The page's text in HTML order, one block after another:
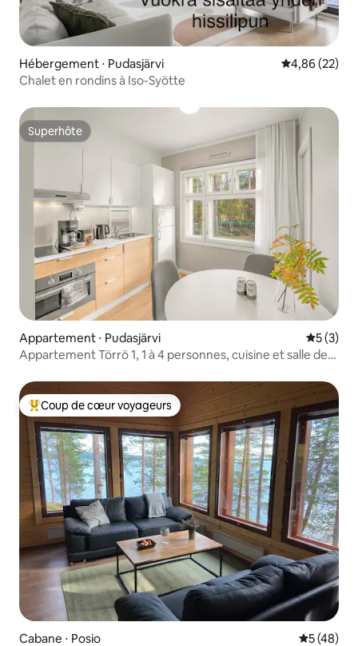
Hébergement ⋅ Pudasjärvi Évaluation
4,86 (22)
Chalet en rondins à Iso-Syötte
Superhôte
Superhôte
Appartement ⋅ Pudasjärvi
5 (3)
Appartement Törrö 1, 1 à 4 personnes, cuisine et salle de
Coups de cœur voyageurs les plus appréciés
Coup de cœur voyageurs
Cabane ⋅ Posio
5 (48)